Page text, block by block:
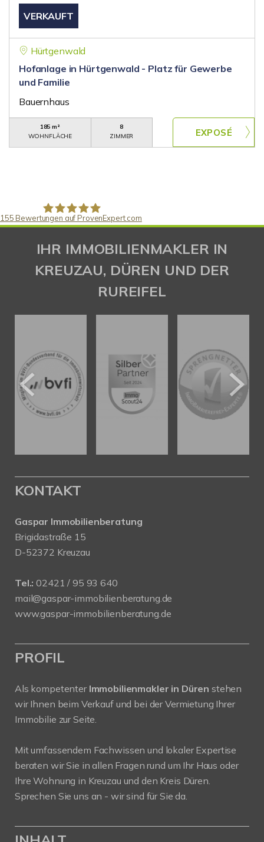
VERKAUFT
Hürtgenwald
Hofanlage in Hürtgenwald - Platz für Gewerbe
und Familie
Bauernhaus
185 m²
WOHNFLÄCHE
8
ZIMMER
Gaspar Immobilienberatung
155 Bewertungen auf ProvenExpert.com
IHR IMMOBILIENMAKLER IN
KREUZAU, DÜREN UND DER
RUREIFEL
KONTAKT
Gaspar Immobilienberatung
Brigidastraße 15
D-52372 Kreuzau
Tel.: 02421 / 95 93 640
mail@gaspar-immobilienberatung.de
www.gaspar-immobilienberatung.de
PROFIL
Als kompetenter Immobilienmakler in Düren stehen
wir Ihnen beim Verkauf und bei der Vermietung Ihrer
Immobilie zur Seite.
Mit umfassendem Fachwissen und lokaler Expertise
beraten wir Sie in allen Fragen rund um Ihr Haus oder
Ihre Wohnung in Kreuzau und den Kreis Düren.
Sprechen Sie uns an - wir sind für Sie da.